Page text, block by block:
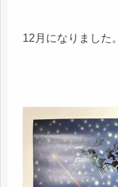
12月になりました。